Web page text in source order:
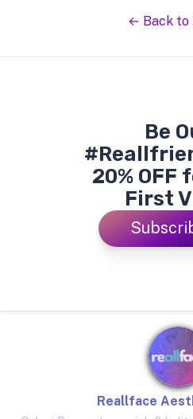
← Back to
Be
20% OFF
First
Reallface